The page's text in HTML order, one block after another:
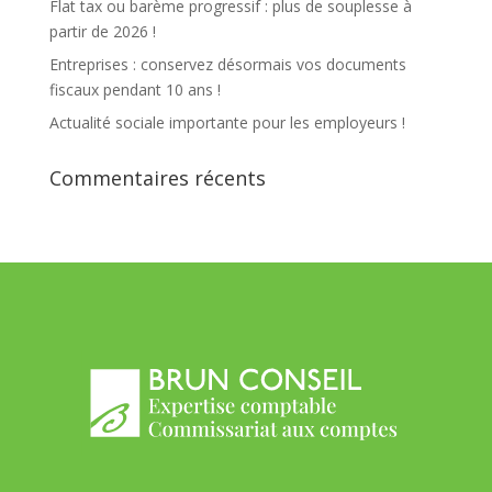
Flat tax ou barème progressif : plus de souplesse à
partir de 2026 !
Entreprises : conservez désormais vos documents
fiscaux pendant 10 ans !
Actualité sociale importante pour les employeurs !
Commentaires récents